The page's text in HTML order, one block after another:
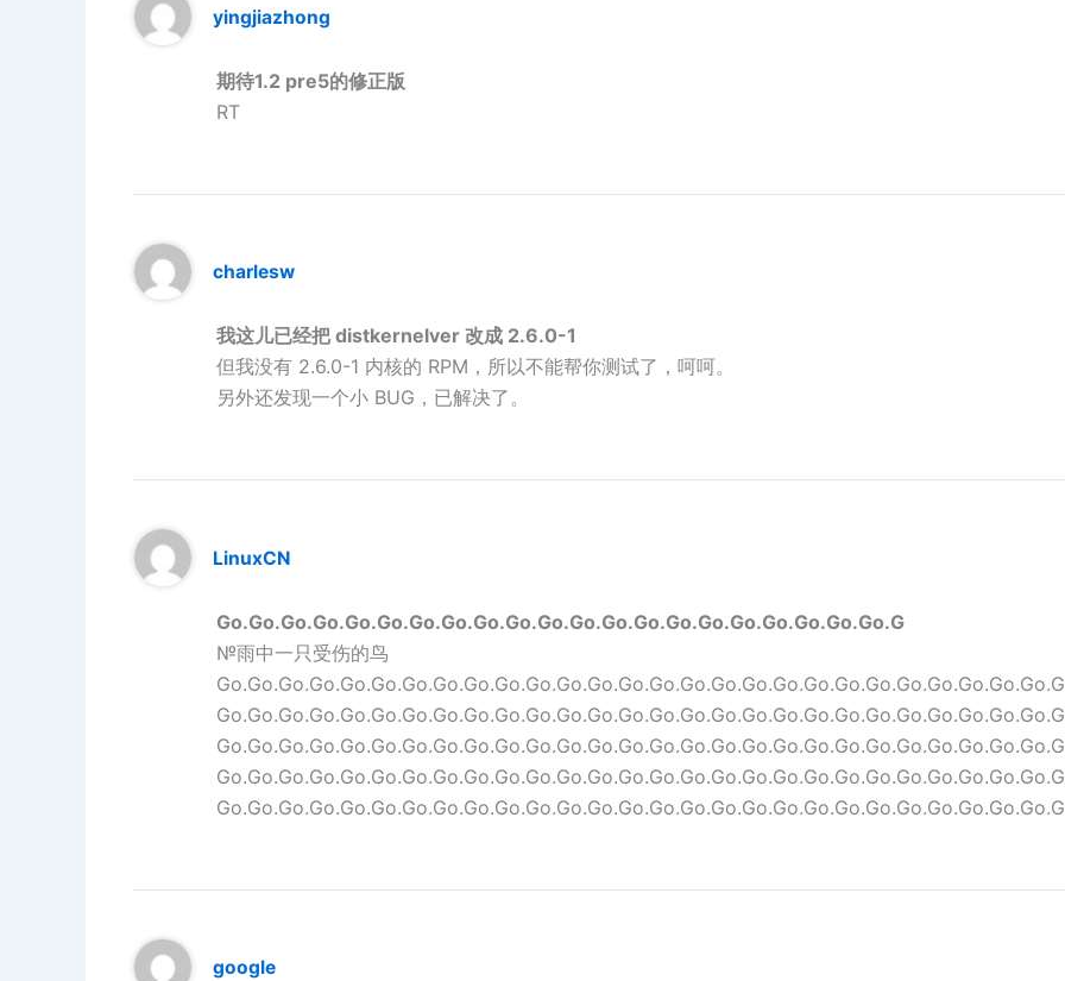
yingjiazhong
期待1.2 pre5的修正版
RT
charlesw
我这儿已经把 distkernelver 改成 2.6.0-1
但我没有 2.6.0-1 内核的 RPM，所以不能帮你测试了，呵呵。
另外还发现一个小 BUG，已解决了。
LinuxCN
Go.Go.Go.Go.Go.Go.Go.Go.Go.Go.Go.Go.Go.Go.Go.Go.Go.Go.Go.Go.Go.G
№雨中一只受伤的鸟
google